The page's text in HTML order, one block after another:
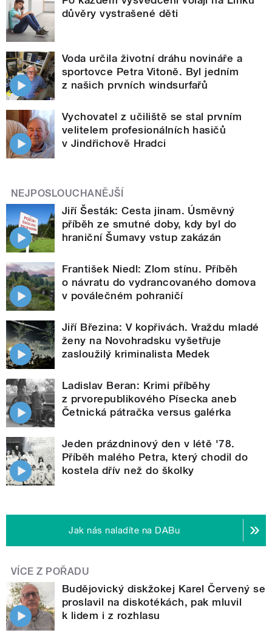
důvěry vystrašené děti
Voda určila životní dráhu novináře a
sportovce Petra Vitoně. Byl jedním
z našich prvních windsurfařů
Vychovatel z učiliště se stal prvním
velitelem profesionálních hasičů
v Jindřichově Hradci
NEJPOSLOUCHANĚJŠÍ
Jiří Šesták: Cesta jinam. Úsměvný
příběh ze smutné doby, kdy byl do
hraniční Šumavy vstup zakázán
František Niedl: Zlom stínu. Příběh
o návratu do vydrancovaného domova
v poválečném pohraničí
Jiří Březina: V kopřivách. Vraždu mladé
ženy na Novohradsku vyšetřuje
zasloužilý kriminalista Medek
Ladislav Beran: Krimi příběhy
z prvorepublikového Písecka aneb
Četnická pátračka versus galérka
Jeden prázdninový den v létě '78.
Příběh malého Petra, který chodil do
kostela dřív než do školky
Jak nás naladíte na DABu
VÍCE Z POŘADU
Budějovický diskžokej Karel Červený se
proslavil na diskotékách, pak mluvil
k lidem i z rozhlasu